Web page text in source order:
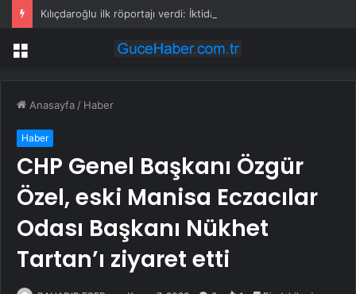
Menü
Anasayfa / Haber
Haber
CHP Genel Başkanı Özgür
Özel, eski Manisa Eczacılar
Odası Başkanı Nükhet
Tartan’ı ziyaret etti